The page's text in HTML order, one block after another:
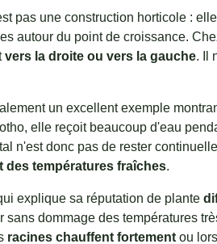
pas une construction horticole :
autour du point de croissance.
vers la droite ou vers la gauche. Il
un excellent exemple
elle reçoit beaucoup d'eau
n'est donc pas de rester
des températures fraîches.
explique sa réputation de plante
sans dommage des températures
racines chauffent fortement ou